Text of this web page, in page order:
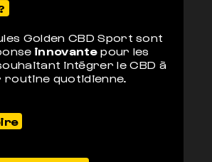
Golden CBD Sport sont
innovantepour les
intégrer le CBD à
routine quotidienne.